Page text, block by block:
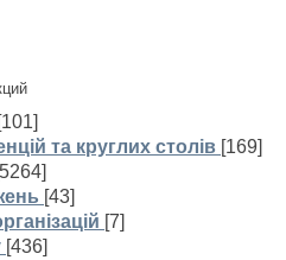
[101]
та круглих столів [169]
[43]
[7]
[436]